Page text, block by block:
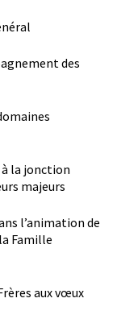
des
à la jonction
majeurs
l’animation de
Famille
aux vœux